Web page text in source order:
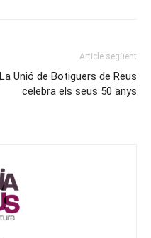
Article següent
La Unió de Botiguers de Reus
celebra els seus 50 anys